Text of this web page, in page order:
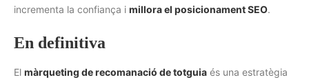
incrementa la confiança i millora el posicionament SEO.
En definitiva
El màrqueting de recomanació de totguia és una estratègia